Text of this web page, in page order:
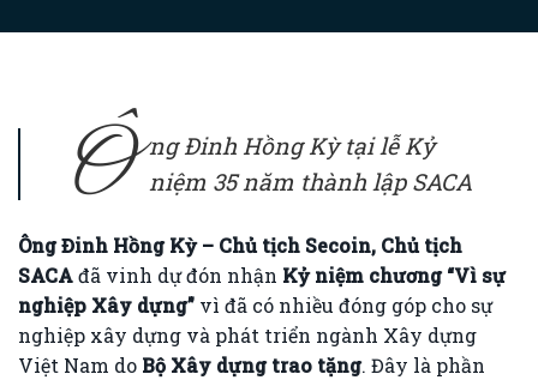
Ô
ng Đinh Hồng Kỳ tại lễ Kỷ
niệm 35 năm thành lập SACA
Ông Đinh Hồng Kỳ – Chủ tịch Secoin, Chủ tịch
SACAđã vinh dự đón nhận Kỷ niệm chương “Vì sự
nghiệp Xây dựng” vì đã có nhiều đóng góp cho sự
nghiệp xây dựng và phát triển ngành Xây dựng
Việt Nam do Bộ Xây dựng trao tặng. Đây là phần